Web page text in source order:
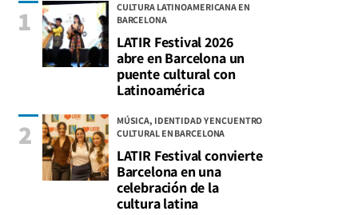
CULTURA LATINOAMERICANA EN
BARCELONA
LATIR Festival 2026
abre en Barcelona un
puente cultural con
Latinoamérica
1
MÚSICA, IDENTIDAD Y ENCUENTRO
CULTURAL EN BARCELONA
LATIR Festival convierte
Barcelona en una
celebración de la
cultura latina
2